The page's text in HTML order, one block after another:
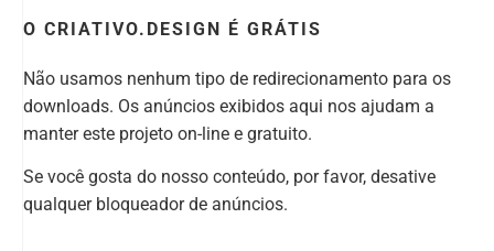
O CRIATIVO.DESIGN É GRÁTIS
Não usamos nenhum tipo de redirecionamento para os
downloads. Os anúncios exibidos aqui nos ajudam a
manter este projeto on-line e gratuito.
Se você gosta do nosso conteúdo, por favor, desative
qualquer bloqueador de anúncios.